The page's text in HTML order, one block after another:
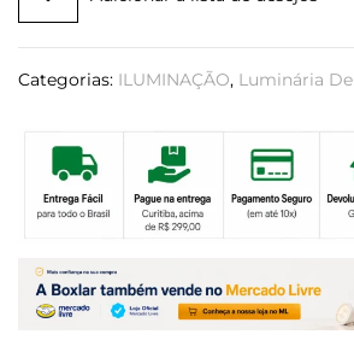
Categorias: ILUMINAÇÃO, Luminária